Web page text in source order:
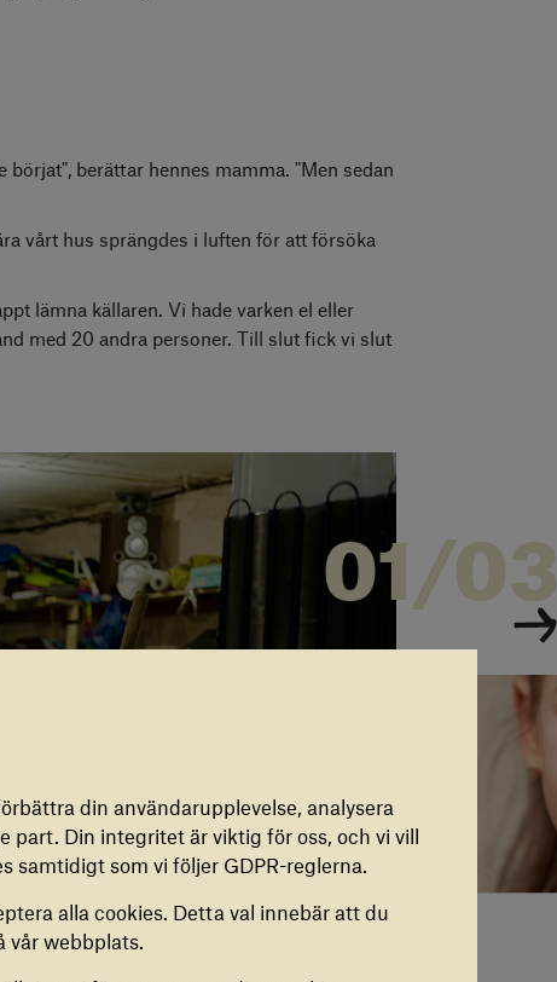
berättar hennes mamma. "Men sedan
vårt hus sprängdes i luften för att försöka
lämna källaren. Vi hade varken el eller
med 20 andra personer. Till slut fick vi slut
01/03
webbplats ska fungera
anonym information om hur
eller inaktivera dem.
din användarupplevelse, analysera
part. Din integritet är viktig för oss, och vi vill
samtidigt som vi följer GDPR-reglerna.
alla cookies. Detta val innebär att du
vår webbplats.